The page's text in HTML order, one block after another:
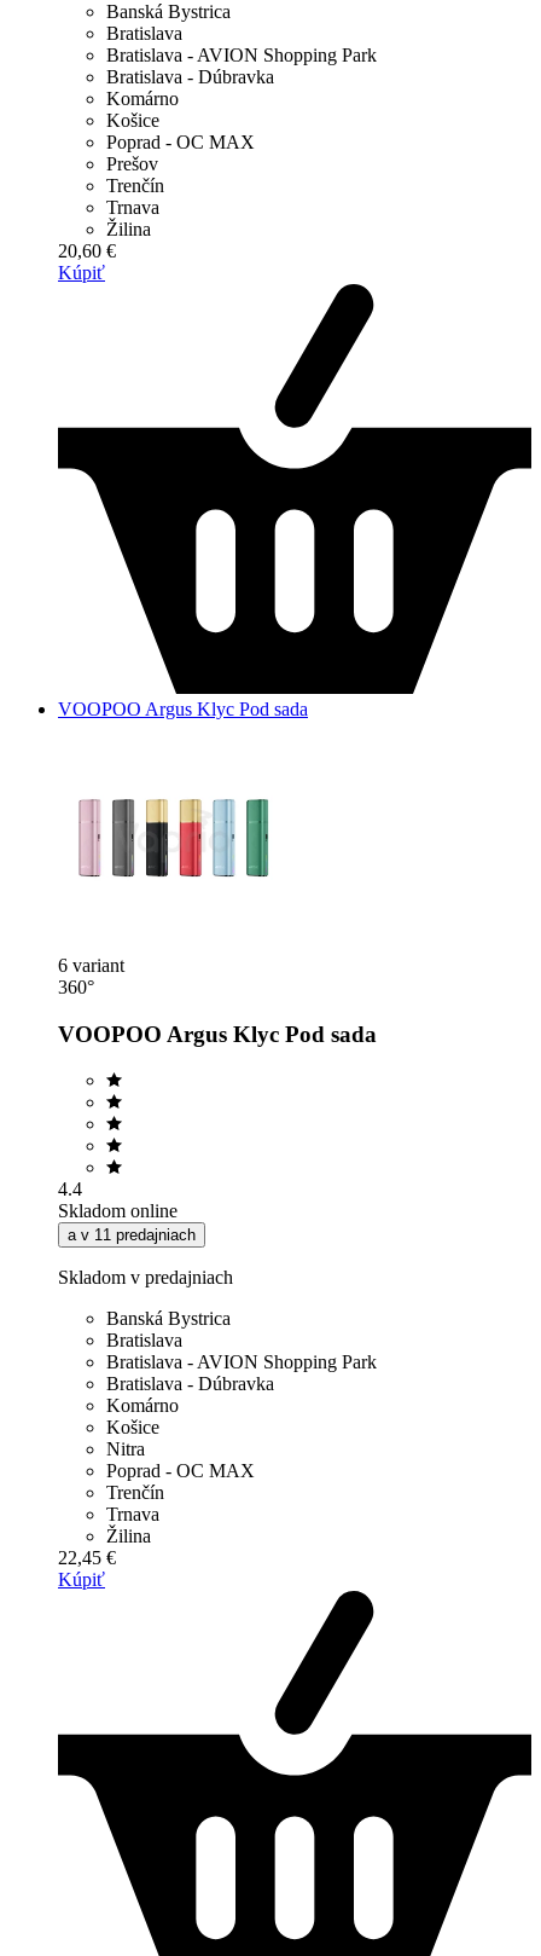
Banská Bystrica
Bratislava
Bratislava - AVION Shopping Park
Bratislava - Dúbravka
Komárno
Košice
Poprad - OC MAX
Prešov
Trenčín
Trnava
Žilina
20,60 €
Kúpiť
VOOPOO Argus Klyc Pod sada
6 variant
360°
VOOPOO Argus Klyc Pod sada
4.4
Skladom online
a v 11 predajniach
Skladom v predajniach
Banská Bystrica
Bratislava
Bratislava - AVION Shopping Park
Bratislava - Dúbravka
Komárno
Košice
Nitra
Poprad - OC MAX
Trenčín
Trnava
Žilina
22,45 €
Kúpiť